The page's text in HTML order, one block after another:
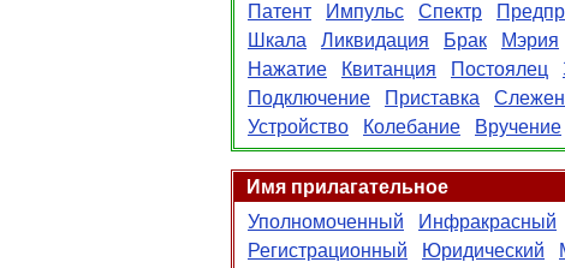
Патент
Импульс Спектр
Шкала
Ликвидация Брак Мэрия
Нажатие
Квитанция Постоялец
Подключение
Приставка
Устройство
Колебание Вручение
Имя прилагательное
Уполномоченный
Инфракрасный
Регистрационный
Юридический